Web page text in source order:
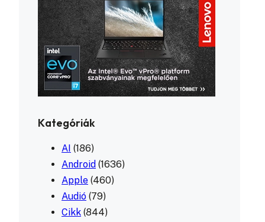
Kategóriák
AI (186)
Android (1636)
Apple (460)
Audió (79)
Cikk (844)